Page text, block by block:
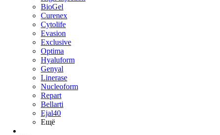
BioGel
Curenex
Cytolife
Evasion
Exclusive
Optima
Hyaluform
Genyal
Linerase
Nucleoform
Repart
Bellarti
Ejal40
Ещё